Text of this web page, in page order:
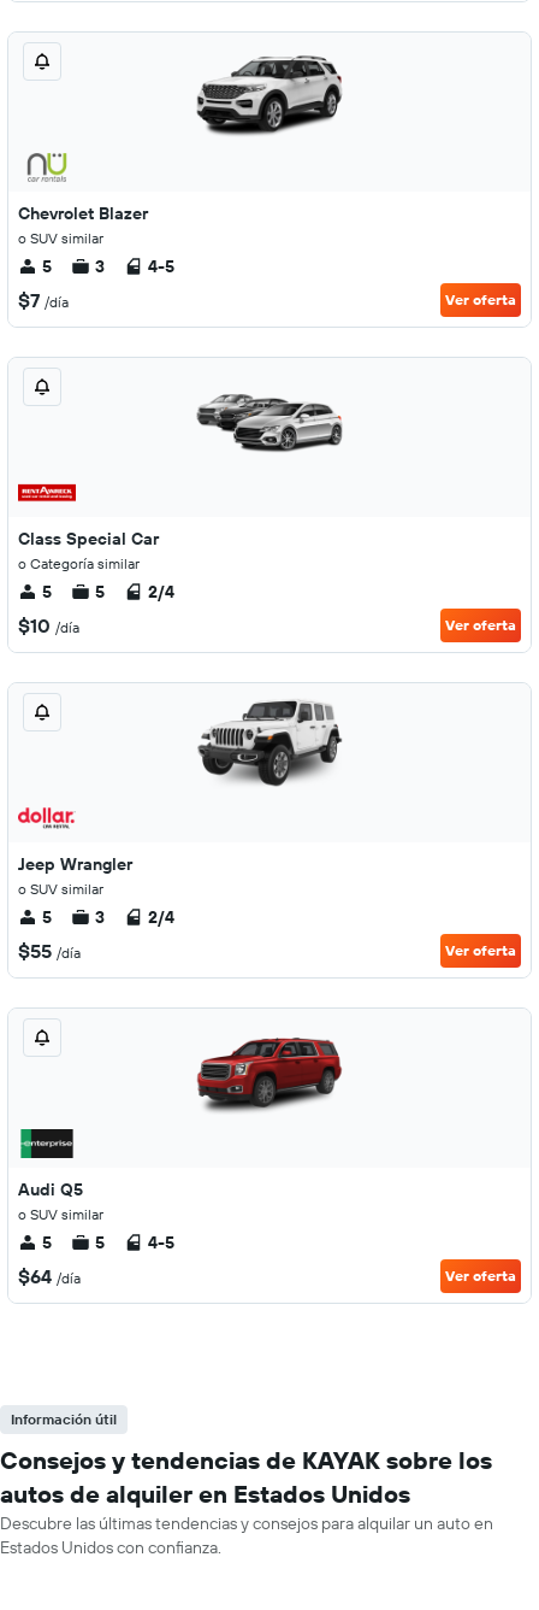
Chevrolet Blazer
o SUV similar
5 3 4-5
$7 /día Ver oferta
Class Special Car
o Categoría similar
5 5 2/4
$10 /día Ver oferta
Jeep Wrangler
o SUV similar
5 3 2/4
$55 /día Ver oferta
Audi Q5
o SUV similar
5 5 4-5
$64 /día Ver oferta
Información útil
Consejos y tendencias de KAYAK sobre los
autos de alquiler en Estados Unidos
Descubre las últimas tendencias y consejos para alquilar un auto en
Estados Unidos con confianza.